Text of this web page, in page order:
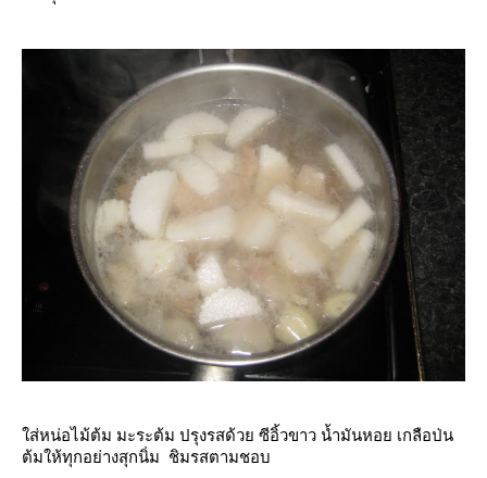
ส่หน่อไม้ต้ม มะระต้ม ปรุงรสด้วย ซีอิ้วขาว น้ำมันหอย เกลือป่น
ต้มให้ทุกอย่างสุกนิ่ม ชิมรสตามชอบ